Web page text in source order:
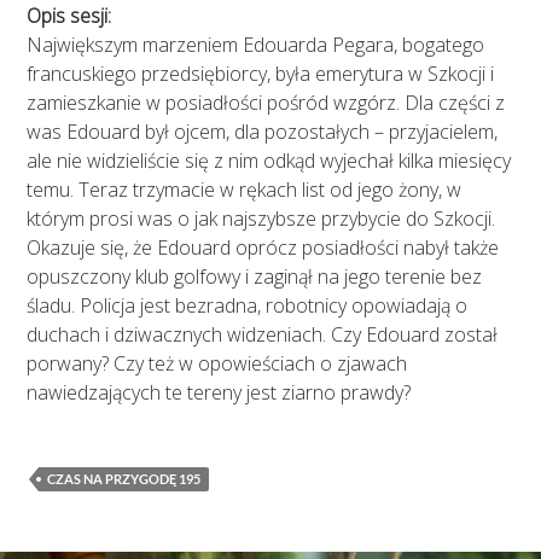
Opis sesji:
Największym marzeniem Edouarda Pegara, bogatego
francuskiego przedsiębiorcy, była emerytura w Szkocji i
zamieszkanie w posiadłości pośród wzgórz. Dla części z
was Edouard był ojcem, dla pozostałych – przyjacielem,
ale nie widzieliście się z nim odkąd wyjechał kilka miesięcy
temu. Teraz trzymacie w rękach list od jego żony, w
którym prosi was o jak najszybsze przybycie do Szkocji.
Okazuje się, że Edouard oprócz posiadłości nabył także
opuszczony klub golfowy i zaginął na jego terenie bez
śladu. Policja jest bezradna, robotnicy opowiadają o
duchach i dziwacznych widzeniach. Czy Edouard został
porwany? Czy też w opowieściach o zjawach
nawiedzających te tereny jest ziarno prawdy?
CZAS NA PRZYGODĘ 195